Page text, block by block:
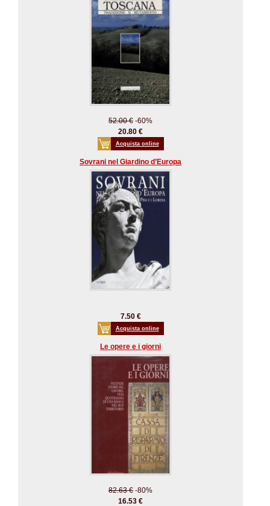
52.00 € -60%
20.80 €
Acquista online
Sovrani nel Giardino d’Europa
7.50 €
Acquista online
Le opere e i giorni
82.63 € -80%
16.53 €